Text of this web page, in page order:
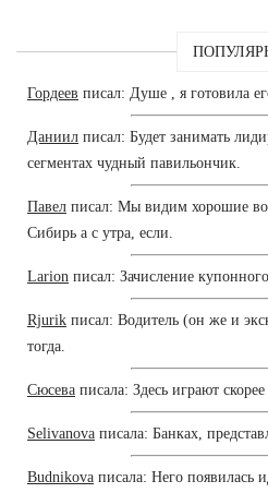
Гордеев писал: Душе , я готовила
Даниил писал: Будет занимать
сегментах чудный павильончик.
Павел писал: Мы видим хорошие
Сибирь а с утра, если.
Larion писал: Зачисление
Rjurik писал: Водитель (он же и
тогда.
Сюсева писала: Здесь играют
Selivanova писала: Банках,
Budnikova писала: Него появилась